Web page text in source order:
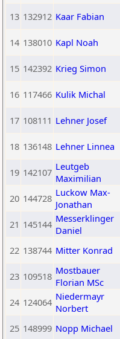
13 132912 Kaar Fabian
14 138010 Kapl Noah
15 142392 Krieg Simon
16 117466 Kulik Michal
17 108111 Lehner Josef
18 136148 Lehner Linnea
19 142107 Leutgeb
Maximilian
20 144728 Luckow Max-
Jonathan
21 145144 Messerklinger
Daniel
22 138744 Mitter Konrad
23 109518 Mostbauer
Florian MSc
24 124064 Niedermayr
Norbert
25 148999 Nopp Michael